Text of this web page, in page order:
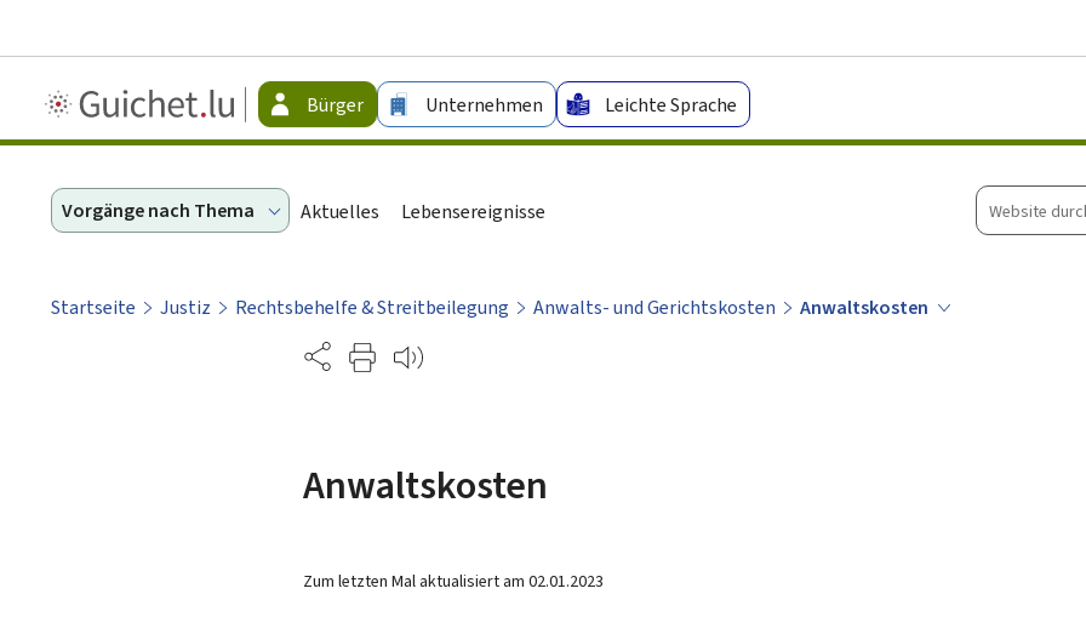
Guichet.lu
-
Bürger Unternehmen Leichte Sprache
Vorgänge nach Thema Aktuelles Lebensereignisse
Website
Startseite Justiz Rechtsbehelfe & Streitbeilegung Anwalts- und Gerichtskosten
Anwaltskosten
Partage
Anwaltskosten
Zum letzten Mal aktualisiert am 02.01.2023